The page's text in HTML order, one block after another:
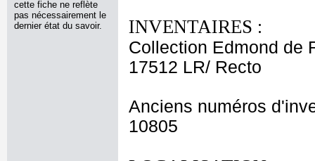
cette fiche ne reflète
pas nécessairement le
dernier état du savoir.
INVENTAIRES :
Collection Edmond de
17512 LR/ Recto
Anciens numéros
10805